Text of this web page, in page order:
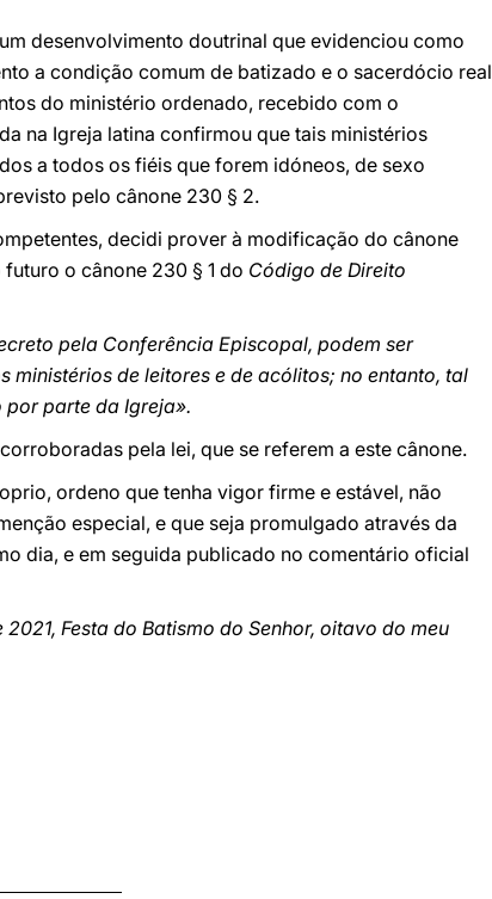
desenvolvimento doutrinal que evidenciou como
a condição comum de batizado e o sacerdócio real
do ministério ordenado, recebido com o
na Igreja latina confirmou que tais ministérios
a todos os fiéis que forem idóneos, de sexo
pelo cânone 230 § 2.
decidi prover à modificação do cânone
o cânone 230 § 1 do Código de Direito
pela Conferência Episcopal, podem ser
ministérios de leitores e de acólitos; no entanto, tal
parte da Igreja».
pela lei, que se referem a este cânone.
ordeno que tenha vigor firme e estável, não
especial, e que seja promulgado através da
dia, e em seguida publicado no comentário oficial
Festa do Batismo do Senhor, oitavo do meu